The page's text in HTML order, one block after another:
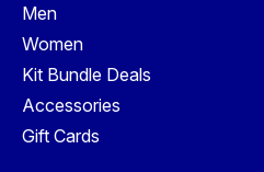
Men
Women
Kit Bundle Deals
Accessories
Gift Cards